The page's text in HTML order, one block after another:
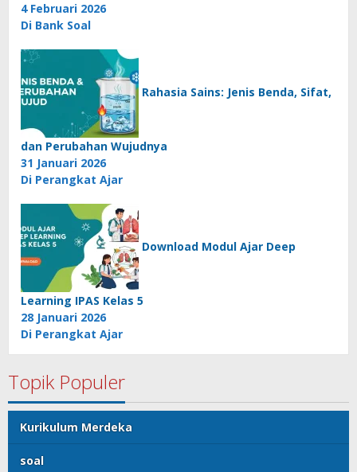
4 Februari 2026
Di Bank Soal
Rahasia Sains: Jenis Benda, Sifat,
dan Perubahan Wujudnya
31 Januari 2026
Di Perangkat Ajar
Download Modul Ajar Deep
Learning IPAS Kelas 5
28 Januari 2026
Di Perangkat Ajar
Topik Populer
Kurikulum Merdeka
soal